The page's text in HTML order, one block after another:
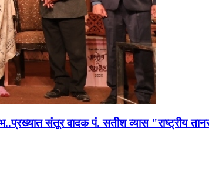
संतूर वादक पं. सतीश व्यास "राष्ट्रीय